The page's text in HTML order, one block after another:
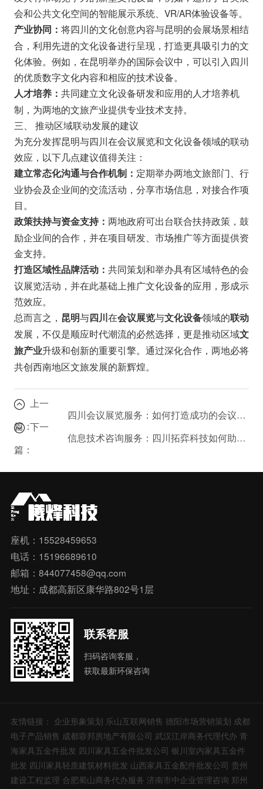
会和公共文化空间的智能展示系统、VR/AR体验设备等。
产业协同： 将四川的文化创意内容与昆明的会展场景相结
合，利用先进的文化设备进行呈现，打造更具吸引力的文
化体验。例如，在昆明举办的国际会议中，可以引入四川
的优质数字文化内容和相应的技术设备。
人才培养： 共同建立文化设备研发和应用的人才培养机
制，为两地的文旅产业提供专业技术支持。
三、 推动区域联动发展的建议
为充分发挥昆明与四川在会议展览和文化设备领域的联动
效应，以下几点建议值得关注：
建立常态化沟通与合作机制： 定期举办两地文旅部门、行
业协会及企业间的交流活动，分享市场信息，对接合作项
目。
政策扶持与资金支持： 两地政府可出台联合扶持政策，鼓
励企业间的合作，并在项目研发、市场推广等方面提供资
金支持。
打造区域性品牌活动： 共同策划和举办具有区域特色的会
议展览活动，并在此基础上推广文化设备的应用，形成示
范效应。
总而言之， 昆明与四川在会议展览与文化设备领域的联动
发展，不仅是顺应时代潮流的必然选择，更是推动区域文
旅产业升级和创新的重要引擎。通过深化合作，两地必将
共创西南地区文旅发展的新辉煌。
上一
篇：
四川会议展览服务：如何打造成功的会议体验？
下一
篇：
信息技术咨询服务：四川拓弈科技如何助力企业数字化转型？
座机：15528459653
电话：15196689610
邮箱：844077458@qq.com
地址：成都高新区康华路802号1层
联系客服
扫码咨询客服，
获取最新环保咨询
友情链接： 企业形象策划 乐山互联网销售 德阳市场营销策划 成都
电子产品销售 成都蓉邦房地产有限公司 武汉江岸商务代理代办 青
海家具五金件批发 四川家具五金件批发公司 银川室内家具五金件
批发 四川家具轻质建筑材料批发 山西家具五金配件批发公司 贵州
建设工程监理 合肥蜀山商务代办服务 济南市中企业管理咨询 郑州